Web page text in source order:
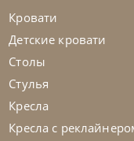
Кровати
Детские кровати
Столы
Стулья
Кресла
Кресла с